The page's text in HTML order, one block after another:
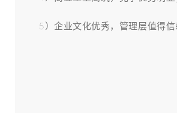
5）企业文化优秀，管理层值得信